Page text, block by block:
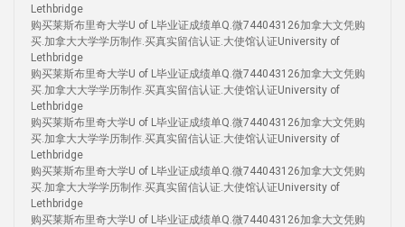
Lethbridge
购买莱斯布里奇大学U of L毕业证成绩单Q.微744043126加拿大文凭购
买.加拿大大学学历制作.买真实留信认证.大使馆认证University of
Lethbridge
购买莱斯布里奇大学U of L毕业证成绩单Q.微744043126加拿大文凭购
买.加拿大大学学历制作.买真实留信认证.大使馆认证University of
Lethbridge
购买莱斯布里奇大学U of L毕业证成绩单Q.微744043126加拿大文凭购
买.加拿大大学学历制作.买真实留信认证.大使馆认证University of
Lethbridge
购买莱斯布里奇大学U of L毕业证成绩单Q.微744043126加拿大文凭购
买.加拿大大学学历制作.买真实留信认证.大使馆认证University of
Lethbridge
购买莱斯布里奇大学U of L毕业证成绩单Q.微744043126加拿大文凭购